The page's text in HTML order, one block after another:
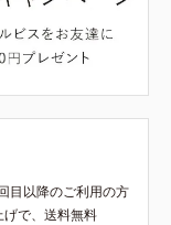
目以降のご利用の方
で、送料無料